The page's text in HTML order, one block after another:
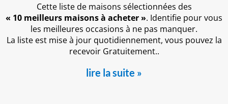
Cette liste de maisons sélectionnées des
« 10 meilleurs maisons à acheter ». Identifie pour vous
les meilleures occasions à ne pas manquer.
La liste est mise à jour quotidiennement, vous pouvez la
recevoir Gratuitement..
lire la suite »